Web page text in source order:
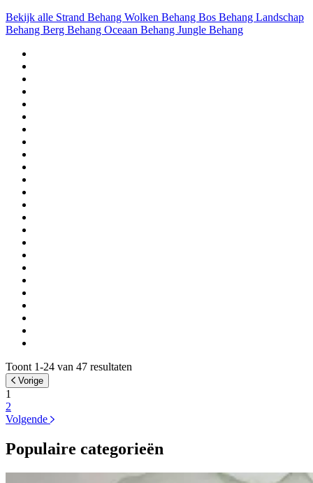
Bekijk alle Strand Behang Wolken Behang Bos Behang Landschap
Behang Berg Behang Oceaan Behang Jungle Behang
Toont 1-24 van 47 resultaten
Vorige
1
2
Volgende
Populaire categorieën